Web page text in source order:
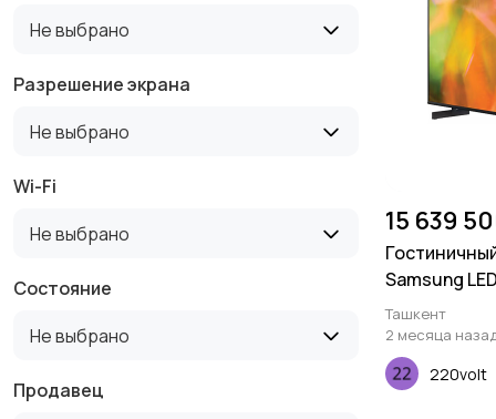
Не выбрано
Разрешение экрана
Не выбрано
Wi-Fi
Не выбрано
Состояние
Не выбрано
Продавец
15 639
Samsung
HG43BU800
Ташкент
2 месяца
220volt